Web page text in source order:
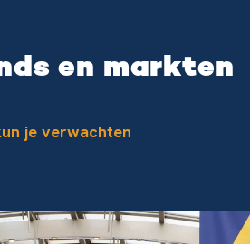
en markten
je verwachten